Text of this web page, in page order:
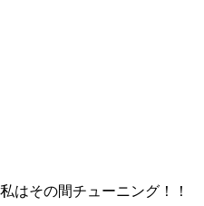
私はその間チューニング！！